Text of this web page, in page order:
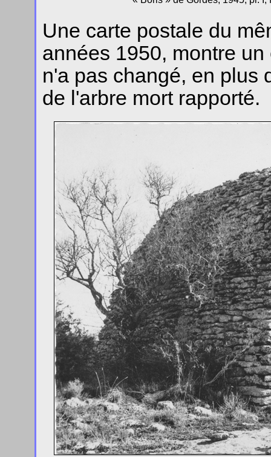
Une carte postale du
années 1950, montre
n'a pas changé, en plus
de l'arbre mort rapporté.